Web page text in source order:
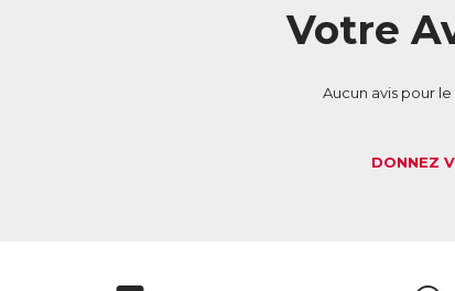
Votre
Aucun avis pour
DONNEZ